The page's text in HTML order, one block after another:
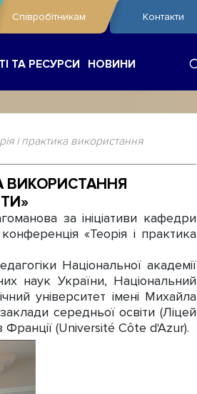
Співробітникам Контакти
ТА РЕСУРСИ НОВИНИ
і практика використання
ВИКОРИСТАННЯ
за ініціативи кафедри
«Теорія і практика
Національної академії
наук України, Національний
університет імені Михайла
середньої освіти (Ліцей
(Université Côte d'Azur).